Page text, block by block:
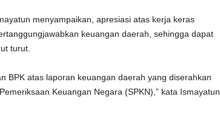
menyampaikan, apresiasi atas kerja keras
keuangan daerah, sehingga dapat
turut.
BPK atas laporan keuangan daerah yang diserahkan
Keuangan Negara (SPKN),” kata Ismayatun.